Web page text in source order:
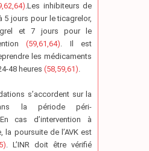
.Les inhibiteurs de
5 jours pour le ticagrelor,
et 7 jours pour le
(59,61,64) . Il est
les médicaments
48 heures (58,59,61)
s’accordent sur la
la période péri-
cas d’intervention à
poursuite de l’AVK est
. L’INR doit être vérifié